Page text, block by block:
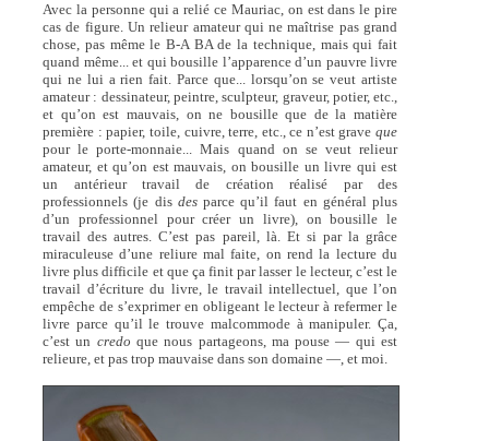
Avec la personne qui a relié ce Mauriac, on est dans le pire
cas de figure. Un relieur amateur qui ne maîtrise pas grand
chose, pas même le B-A BA de la technique, mais qui fait
quand même... et qui bousille l’apparence d’un pauvre livre
qui ne lui a rien fait. Parce que... lorsqu’on se veut artiste
amateur : dessinateur, peintre, sculpteur, graveur, potier, etc.,
et qu’on est mauvais, on ne bousille que de la matière
première : papier, toile, cuivre, terre, etc., ce n’est graveque
pour le porte-monnaie... Mais quand on se veut relieur
amateur, et qu’on est mauvais, on bousille un livre qui est
un antérieur travail de création réalisé par des
professionnels (je dis desparce qu’il faut en général plus
d’un professionnel pour créer un livre), on bousille le
travail des autres. C’est pas pareil, là. Et si par la grâce
miraculeuse d’une reliure mal faite, on rend la lecture du
livre plus difficile et que ça finit par lasser le lecteur, c’est le
travail d’écriture du livre, le travail intellectuel, que l’on
empêche de s’exprimer en obligeant le lecteur à refermer le
livre parce qu’il le trouve malcommode à manipuler. Ça,
c’est un credo que nous partageons, ma pouse — qui est
relieure, et pas trop mauvaise dans son domaine —, et moi.